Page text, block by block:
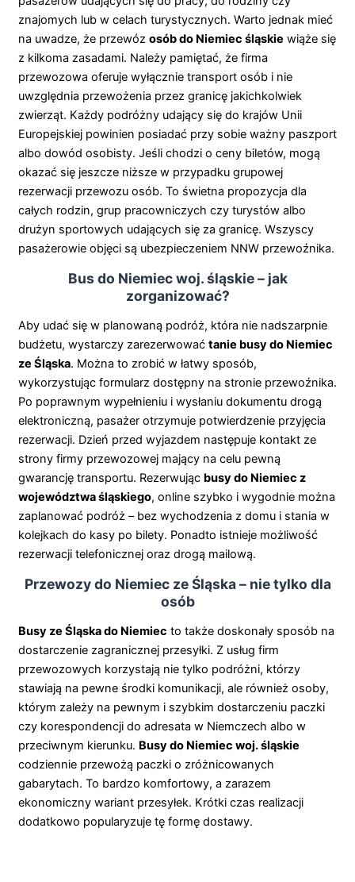
znajomych lub w celach turystycznych. Warto jednak mieć
na uwadze, że przewóz osób do Niemiec śląskie wiąże się
z kilkoma zasadami. Należy pamiętać, że firma
przewozowa oferuje wyłącznie transport osób i nie
uwzględnia przewożenia przez granicę jakichkolwiek
zwierząt. Każdy podróżny udający się do krajów Unii
Europejskiej powinien posiadać przy sobie ważny paszport
albo dowód osobisty. Jeśli chodzi o ceny biletów, mogą
okazać się jeszcze niższe w przypadku grupowej
rezerwacji przewozu osób. To świetna propozycja dla
całych rodzin, grup pracowniczych czy turystów albo
drużyn sportowych udających się za granicę. Wszyscy
pasażerowie objęci są ubezpieczeniem NNW przewoźnika.
Bus do Niemiec woj. śląskie – jak
zorganizować?
Aby udać się w planowaną podróż, która nie nadszarpnie
budżetu, wystarczy zarezerwować tanie busy do Niemiec
ze Śląska. Można to zrobić w łatwy sposób,
wykorzystując formularz dostępny na stronie przewoźnika.
Po poprawnym wypełnieniu i wysłaniu dokumentu drogą
elektroniczną, pasażer otrzymuje potwierdzenie przyjęcia
rezerwacji. Dzień przed wyjazdem następuje kontakt ze
strony firmy przewozowej mający na celu pewną
gwarancję transportu. Rezerwując busy do Niemiec z
województwa śląskiego, online szybko i wygodnie można
zaplanować podróż – bez wychodzenia z domu i stania w
kolejkach do kasy po bilety. Ponadto istnieje możliwość
rezerwacji telefonicznej oraz drogą mailową.
Przewozy do Niemiec ze Śląska – nie tylko dla
osób
Busy ze Śląska do Niemiec to także doskonały sposób na
dostarczenie zagranicznej przesyłki. Z usług firm
przewozowych korzystają nie tylko podróżni, którzy
stawiają na pewne środki komunikacji, ale również osoby,
którym zależy na pewnym i szybkim dostarczeniu paczki
czy korespondencji do adresata w Niemczech albo w
przeciwnym kierunku. Busy do Niemiec woj. śląskie
codziennie przewożą paczki o zróżnicowanych
gabarytach. To bardzo komfortowy, a zarazem
ekonomiczny wariant przesyłek. Krótki czas realizacji
dodatkowo popularyzuje tę formę dostawy.